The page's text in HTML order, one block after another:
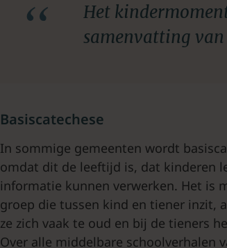
Het
samenvatting van
Basiscatechese
In sommige gemeenten wordt
omdat dit de leeftijd is, dat kinderen
informatie kunnen verwerken. Het is
groep die tussen kind en tiener inzit,
ze zich vaak te oud en bij de tieners
Over alle middelbare schoolverhalen